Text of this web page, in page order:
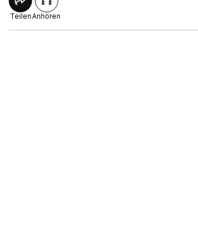
TeilenAnhören